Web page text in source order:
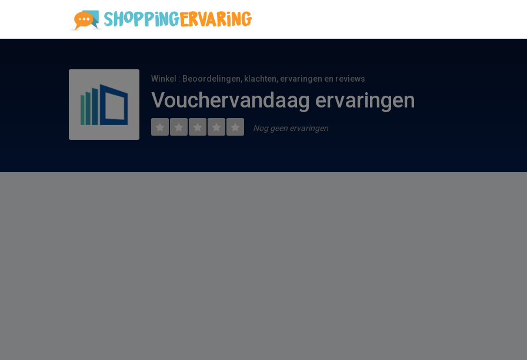
Winkel : Beoordelingen, klachten, ervaringen en reviews
Vouchervandaag ervaringen
Nog geen ervaringen